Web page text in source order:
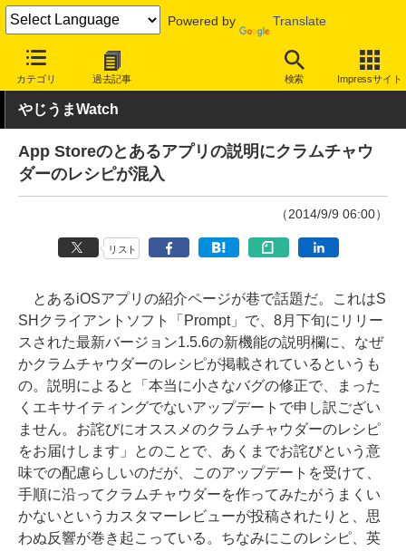
Powered by Translate
カテゴリ 過去記事 検索 Impressサイト
INTERNET Watch トピック
やじうまWatch
App Storeのとあるアプリの説明にクラムチャウ
ダーのレシピが混入
（2014/9/9 06:00）
リスト
とあるiOSアプリの紹介ページが巷で話題だ。これはS
SHクライアントソフト「Prompt」で、8月下旬にリリー
スされた最新バージョン1.5.6の新機能の説明欄に、なぜ
かクラムチャウダーのレシピが掲載されているというも
の。説明によると「本当に小さなバグの修正で、まった
くエキサイティングでないアップデートで申し訳ござい
ません。お詫びにオススメのクラムチャウダーのレシピ
をお届けします」とのことで、あくまでお詫びという意
味での配慮らしいのだが、このアップデートを受けて、
手順に沿ってクラムチャウダーを作ってみたがうまくい
かないというカスタマーレビューが投稿されたりと、思
わぬ反響が巻き起こっている。ちなみにこのレシピ、英